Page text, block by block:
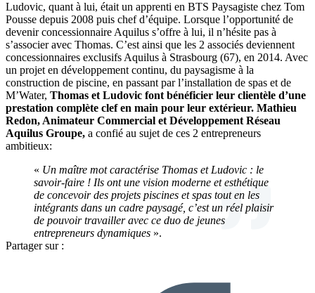
Ludovic, quant à lui, était un apprenti en BTS Paysagiste chez Tom
Pousse depuis 2008 puis chef d’équipe. Lorsque l’opportunité de
devenir concessionnaire Aquilus s’offre à lui, il n’hésite pas à
s’associer avec Thomas. C’est ainsi que les 2 associés deviennent
concessionnaires exclusifs Aquilus à Strasbourg (67), en 2014. Avec
un projet en développement continu, du paysagisme à la
construction de piscine, en passant par l’installation de spas et de
M’Water, Thomas et Ludovic font bénéficier leur clientèle d’une
prestation complète clef en main pour leur extérieur. Mathieu
Redon, Animateur Commercial et Développement Réseau
Aquilus Groupe, a confié au sujet de ces 2 entrepreneurs
ambitieux:
« Un maître mot caractérise Thomas et Ludovic : le
savoir-faire ! Ils ont une vision moderne et esthétique
de concevoir des projets piscines et spas tout en les
intégrants dans un cadre paysagé, c’est un réel plaisir
de pouvoir travailler avec ce duo de jeunes
entrepreneurs dynamiques ».
Partager sur :